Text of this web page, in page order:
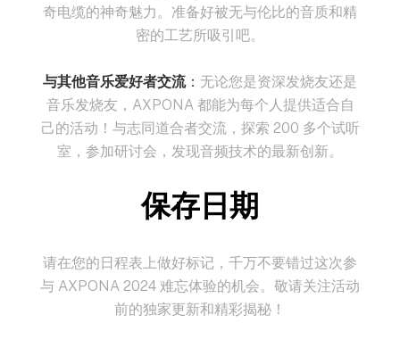
奇电缆的神奇魅力。准备好被无与伦比的音质和精
密的工艺所吸引吧。
与其他音乐爱好者交流： 无论您是资深发烧友还是
音乐发烧友，AXPONA 都能为每个人提供适合自
己的活动！与志同道合者交流，探索 200 多个试听
室，参加研讨会，发现音频技术的最新创新。
保存日期
请在您的日程表上做好标记，千万不要错过这次参
与 AXPONA 2024 难忘体验的机会。敬请关注活动
前的独家更新和精彩揭秘！